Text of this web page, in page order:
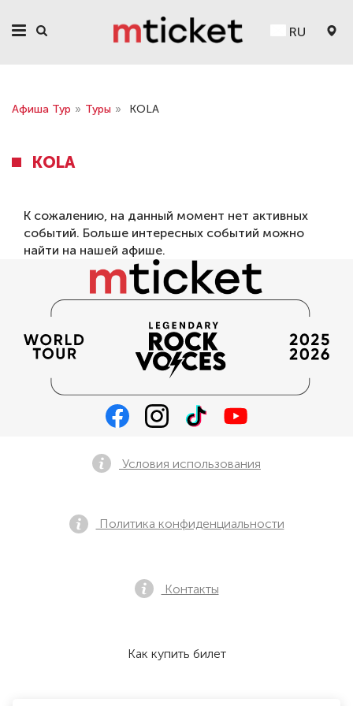
RU
Афиша Тур » Туры » KOLA
KOLA
К сожалению, на данный момент нет активных
событий. Больше интересных событий можно
найти на нашей афише.
Условия использования
Политика конфиденциальности
Контакты
Как купить билет